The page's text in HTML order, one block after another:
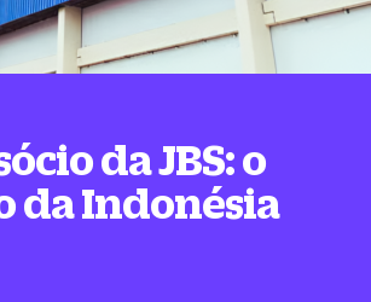
da JBS: o
da Indonésia